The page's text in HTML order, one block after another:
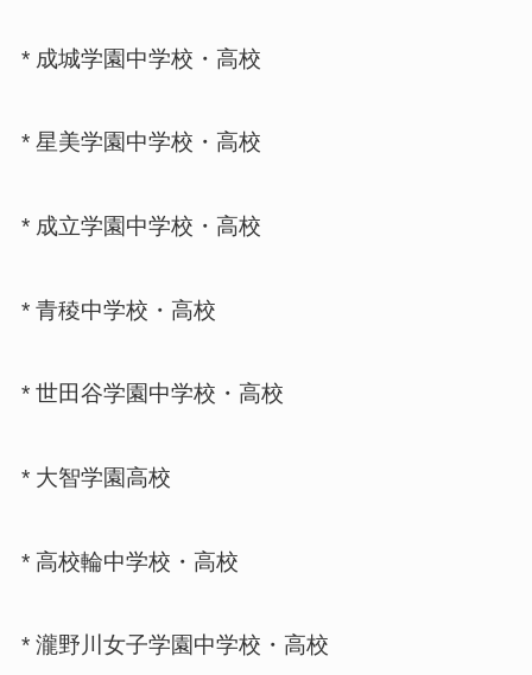
* 成城学園中学校・高校
* 星美学園中学校・高校
* 成立学園中学校・高校
* 青稜中学校・高校
* 世田谷学園中学校・高校
* 大智学園高校
* 高校輪中学校・高校
* 瀧野川女子学園中学校・高校